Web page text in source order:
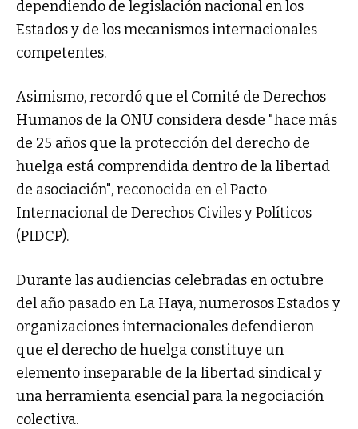
dependiendo de legislación nacional en los
Estados y de los mecanismos internacionales
competentes.
Asimismo, recordó que el Comité de Derechos
Humanos de la ONU considera desde "hace más
de 25 años que la protección del derecho de
huelga está comprendida dentro de la libertad
de asociación", reconocida en el Pacto
Internacional de Derechos Civiles y Políticos
(PIDCP).
Durante las audiencias celebradas en octubre
del año pasado en La Haya, numerosos Estados y
organizaciones internacionales defendieron
que el derecho de huelga constituye un
elemento inseparable de la libertad sindical y
una herramienta esencial para la negociación
colectiva.